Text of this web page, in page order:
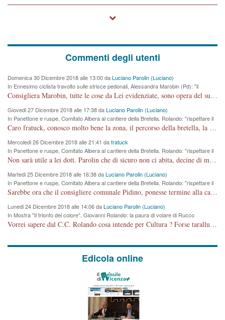
Commenti degli utenti
Domenica 30 Dicembre 2018 alle 13:00 daLuciano Parolin (Luciano)
In Ennesimo ciclista travolto sulle strisce pedonali, Alessandra Marobin (Pd): "il
Comune si svegli"
Consigliera Marobin, tutte le cose da Lei evidenziate, sono opera del suo ex Assessore e compagno di Partito Antonio Marco Dalla Pozza Assessore alla "progettazione" di piste ciclabili e altre porcherie. A lui manderei il conto da saldare per incidenti e danni alle persone. E' ora che "finiamola." Avete perso rassegnatevi. qui IL SINDACO RUCCO NON C'ENTRA PER NIENTE. CAPITO!!!!!!!! Amen.
Giovedi 27 Dicembre 2018 alle 17:38 daLuciano Parolin (Luciano)
In Panettone e ruspe, Comitato Albera al cantiere della Bretella. Rolando: "rispettare il
cronoprogramma"
Caro fratuck, conosco molto bene la zona, il percorso della bretella, la situazione dei cittadini, abito in Viale Trento. A partire dal 2003 ho partecipato al Comitato di Maddalene pro bretella, e a riunioni propositive per apportare modifiche al progetto. Numerose mie foto del territorio sono arrivate a Roma, altri miei interventi (non graditi dalla Sx) sono stati pubblicati dal GdV, assieme ad altri come Ciro Asproso, ora favorevole alla bretella. Ho partecipato alla raccolta firme per la chiusura della strada x 5 giorni eseguita dal Sindaco Hullwech per sforamento 180 Micro/g. Pertanto come impegno per la tematica sono apposto con la coscienza. Ora il Progetto è partito, fine! Voglio dire che la nuova Giunta "comunale" non c'entra più. L'opera sarà "malauguratamente" eseguita, ma non con il mio placet. Il Consigliere Comunale dovrebbe capire che la campagna elettorale è finita, con buona pace di tutti. Quello che invece dovrebbe interessare è la proprietà della strada, dall'uscita autostradale Ovest, sino alla Rotatoria dell'Albara, vi sono tre possessori: Autostrade SpA; La Provincia, il Comune. Come la mettiamo per il futuro ? I costi, da 50 sono saliti a 100 milioni di € come dire 20 milioni a KM (!) da non credere. Comunque si farà. Ma nessuno canti Vittoria, anzi meglio non farne un ulteriore fatto "partitico" per questioni elettorali o di seggio. Se mi manda la sua mail, sono disponibile ad inviare i documenti e le foto sopra descritte. Con ossequi, Luciano Parolin
Mercoledi 26 Dicembre 2018 alle 21:41 dafratuck
In Panettone e ruspe, Comitato Albera al cantiere della Bretella. Rolando: "rispettare il
cronoprogramma"
Non sarà utile a lei dott. Parolin che di sicuro non ci abita, decine di migliaia di TIR, automobili e padroncini che passano quotidianamente per una strada appena rotabile, non è più possibile stendere i panni, attraversare la strada senza rischiare la morte, le case stanno crepando, i tempi sono cambiati e la bretella non passerà assolutamente per maddalene (ma cosa sta a dire?!), dia invece responsabilità a chi ha costruito tagliando la strada che doveva invece terminare a isola vicentina e non al moracchino lasciando Motta di Costabissara ancora in panne di traffico. I tempi sono cambiati dottore e se l'anagrafe della vita stagna nell'essere umano impressioni conservatrici, la società non le considera perchè va avanti, si industrializza e ha bisogno di infrastrutture e di sviluppo. Ultima considerazione, se è geloso di Rolando perchè vede in lui solo campagne politiche mentre si difendono i SOLI diritti dei cittadini, la preghiamo faccia considerazioni più appropriate. Saluti e complimenti per i suoi scritti.
Martedi 25 Dicembre 2018 alle 16:38 daLuciano Parolin (Luciano)
In Panettone e ruspe, Comitato Albera al cantiere della Bretella. Rolando: "rispettare il
cronoprogramma"
Sarebbe ora che il consigliere comunale Pidino, ponesse termine alla campagna elettorale nel territorio del suo seggio Villaggio del Sole. La tiraca è iniziata, distruggerà 6 km di prateria ovest della città, ricca di fonti e sorgenti d'acqua. I cittadini di Maddalene non avranno più Pace la notte. Molta colpa per la costruzione di questa Strada è proprio del signor Rolando,dei suoi gazebo mobili e che vuol far passare questa opera VANDALICA come progetto "utile" a chi ? Non è cosa seria sig. Rolando!
Lunedi 24 Dicembre 2018 alle 14:06 daLuciano Parolin (Luciano)
In Mostra "Il trionfo del colore", Giovanni Rolando: la paura di volare di Rucco
Vorrei sapere dal C.C. Rolando cosa intende per Cultura ? Forse tarallucci, vino e sagre, o spaghetti tricolori del PD ? Il continuo (s)parlare della mostra a Palazzo Chiericati caro consigliere DANNEGGIA FORTEMENTE l'immagine della città TUTTA e fa deviare i consensi che in RUSSIA (badi bene ex U.R.S.S.) sono ECCELLENTI. A livello artistico l'evento è di alta Valenza culturale, COMPITO di Tutta la Cittadinanza fare il possibile per propagandare l'iniziativa senza farne UN CASO PARTITICO come fa Lei da sempre. Meno Gazebo + Partecipazione! E così sia. Amen.
Edicola online